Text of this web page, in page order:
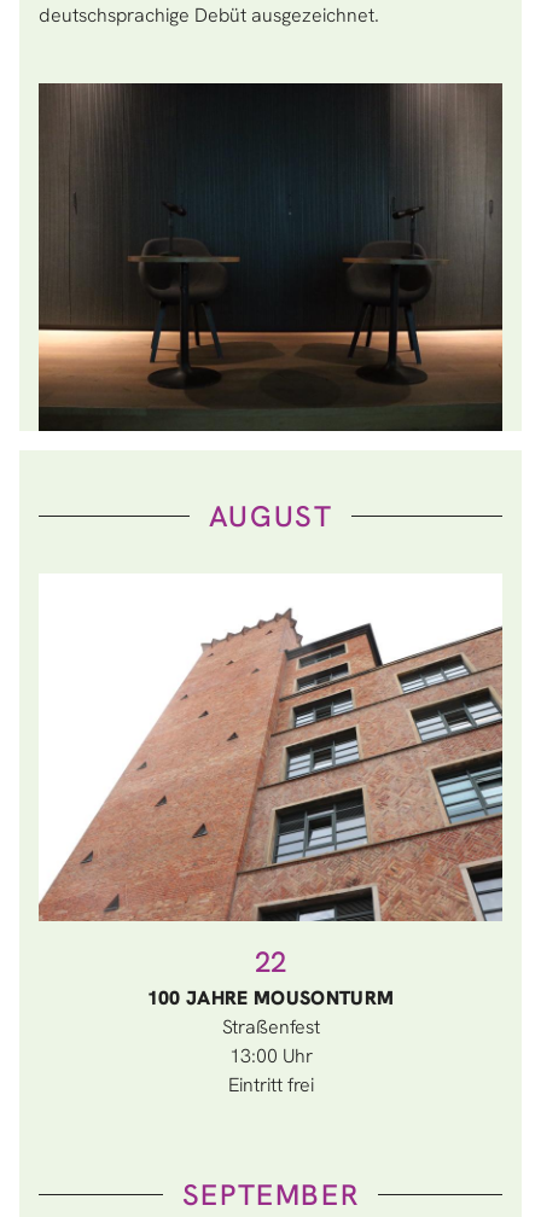
deutschsprachige Debüt ausgezeichnet.
AUGUST
22
100 JAHRE MOUSONTURM
Straßenfest
13:00
Eintritt frei
SEPTEMBER